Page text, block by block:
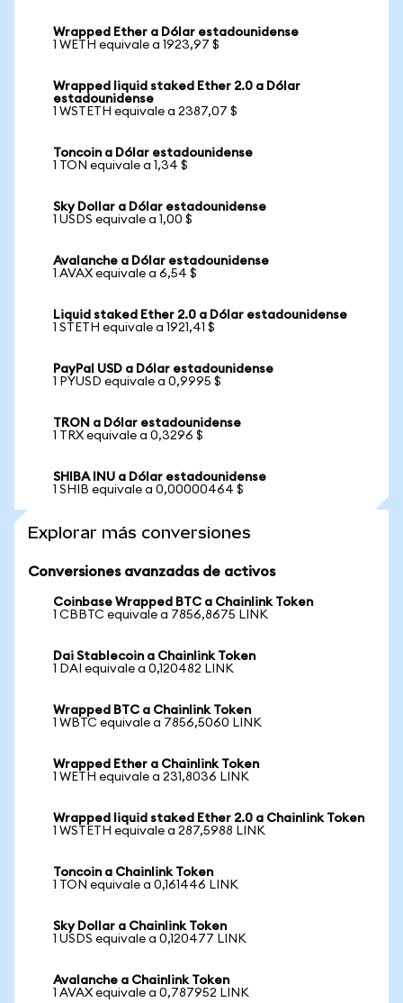
Wrapped Ether a Dólar estadounidense
1 WETH equivale a 1923,97 $
Wrapped liquid staked Ether 2.0 a Dólar
estadounidense
1 WSTETH equivale a 2387,07 $
Toncoin a Dólar estadounidense
1 TON equivale a 1,34 $
Sky Dollar a Dólar estadounidense
1 USDS equivale a 1,00 $
Avalanche a Dólar estadounidense
1 AVAX equivale a 6,54 $
Liquid staked Ether 2.0 a Dólar estadounidense
1 STETH equivale a 1921,41 $
PayPal USD a Dólar estadounidense
1 PYUSD equivale a 0,9995 $
TRON a Dólar estadounidense
1 TRX equivale a 0,3296 $
SHIBA INU a Dólar estadounidense
1 SHIB equivale a 0,00000464 $
Explorar más conversiones
Conversiones avanzadas de activos
Coinbase Wrapped BTC a Chainlink Token
1 CBBTC equivale a 7856,8675 LINK
Dai Stablecoin a Chainlink Token
1 DAI equivale a 0,120482 LINK
Wrapped BTC a Chainlink Token
1 WBTC equivale a 7856,5060 LINK
Wrapped Ether a Chainlink Token
1 WETH equivale a 231,8036 LINK
Wrapped liquid staked Ether 2.0 a Chainlink Token
1 WSTETH equivale a 287,5988 LINK
Toncoin a Chainlink Token
1 TON equivale a 0,161446 LINK
Sky Dollar a Chainlink Token
1 USDS equivale a 0,120477 LINK
Avalanche a Chainlink Token
1 AVAX equivale a 0,787952 LINK